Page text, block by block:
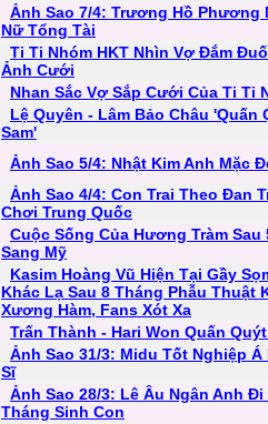
Ảnh Sao 7/4: Trương Hồ Phương
Nữ Tổng Tài
Ti Ti Nhóm HKT Nhìn Vợ Đắm
Ảnh Cưới
Nhan Sắc Vợ Sắp Cưới Của Ti Ti
Lệ Quyên - Lâm Bảo Châu 'Quấn
Sam'
Ảnh Sao 5/4: Nhật Kim Anh Mặc
Ảnh Sao 4/4: Con Trai Theo Đan
Chơi Trung Quốc
Cuộc Sống Của Hương Tràm Sau
Sang Mỹ
Kasim Hoàng Vũ Hiện Tại Gầy
Khác Lạ Sau 8 Tháng Phẫu Thuật
Xương Hàm, Fans Xót Xa
Trấn Thành - Hari Won Quấn
Ảnh Sao 31/3: Midu Tốt Nghiệp Á
Sĩ
Ảnh Sao 28/3: Lê Âu Ngân Anh Đi
Tháng Sinh Con